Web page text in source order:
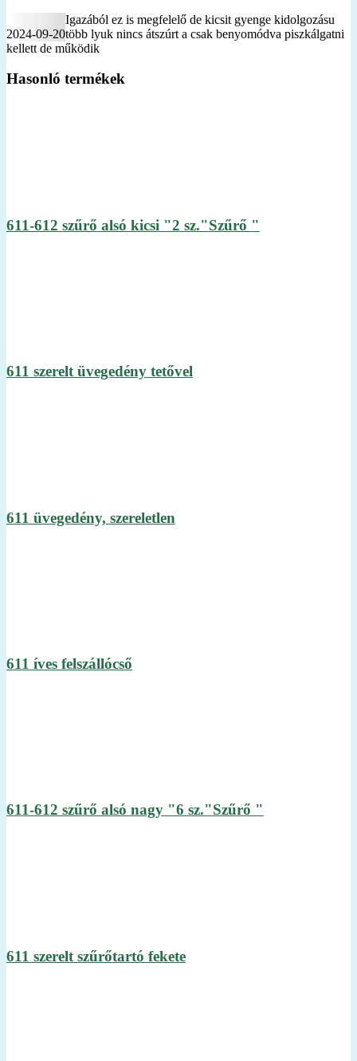
2024-09-20
Igazából ez is megfelelő de kicsit gyenge kidolgozásu
több lyuk nincs átszúrt a csak benyomódva piszkálgatni
kellett de működik
Hasonló termékek
611-612 szűrő alsó kicsi "2 sz."Szűrő "
611 szerelt üvegedény tetővel
611 üvegedény, szereletlen
611 íves felszállócső
611-612 szűrő alsó nagy "6 sz."Szűrő "
611 szerelt szűrőtartó fekete